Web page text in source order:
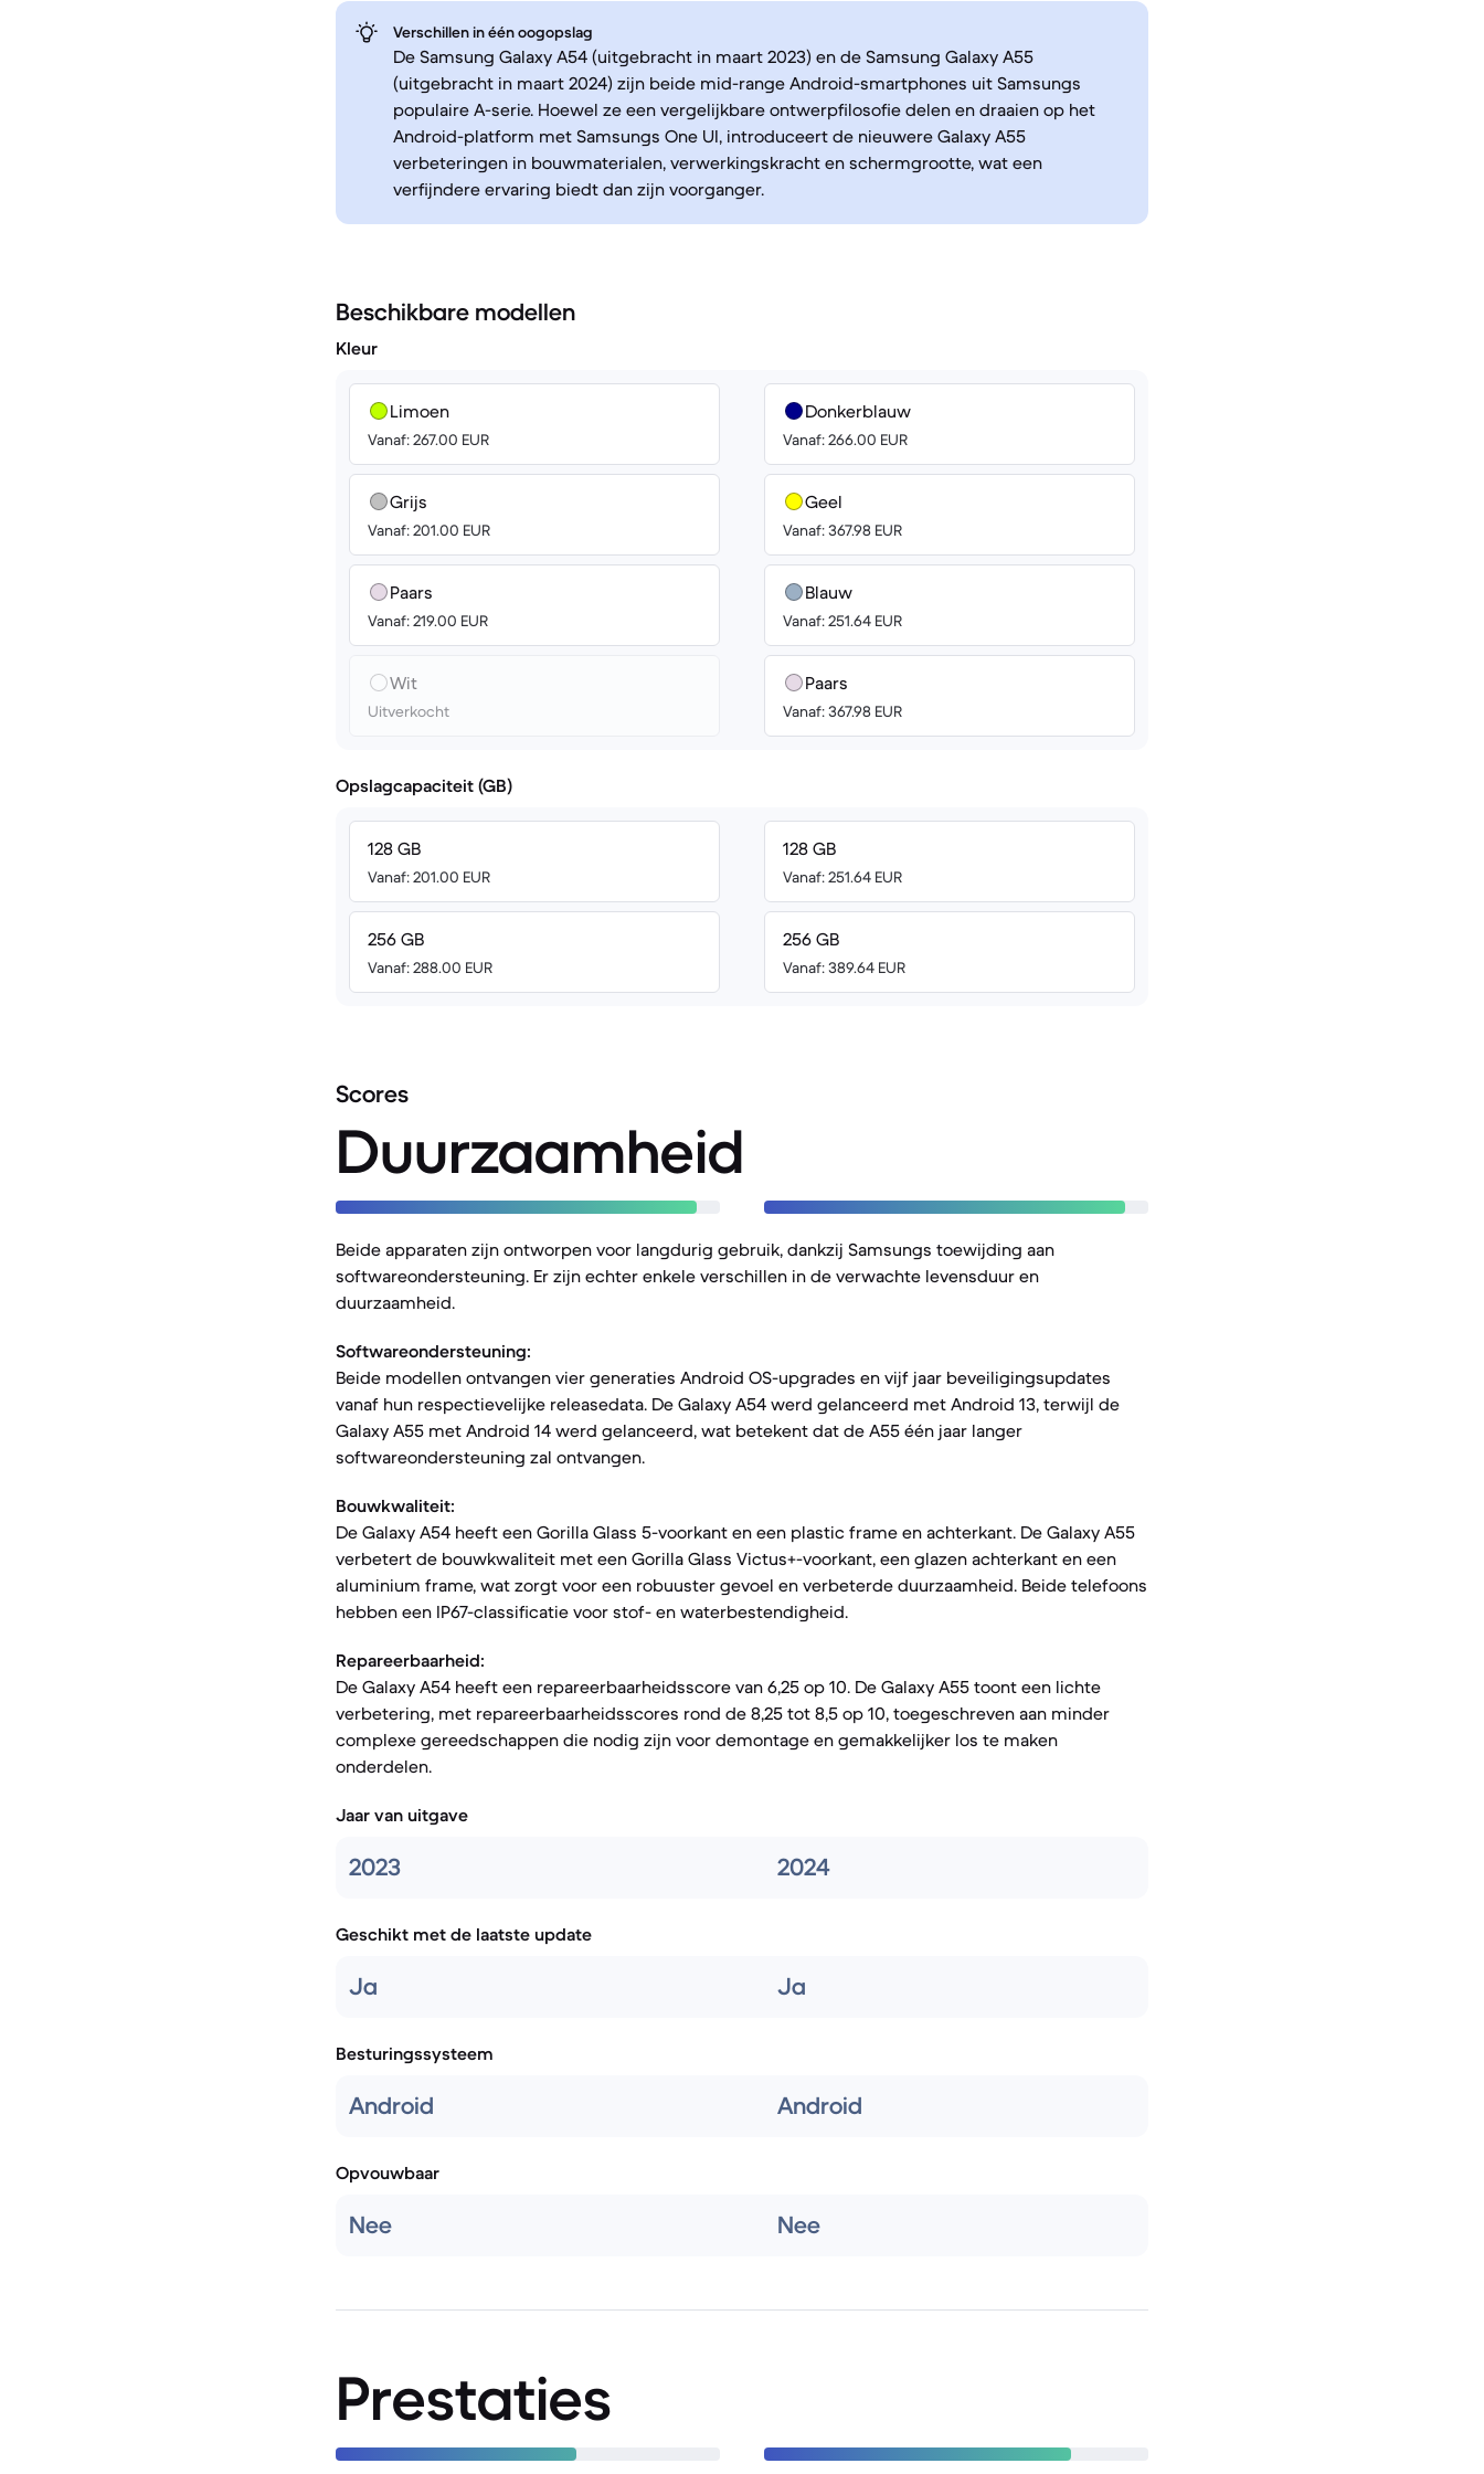
Verschillen in één oogopslag
De Samsung Galaxy A54 (uitgebracht in maart 2023) en de Samsung Galaxy A55
(uitgebracht in maart 2024) zijn beide mid-range Android-smartphones uit Samsungs
populaire A-serie. Hoewel ze een vergelijkbare ontwerpfilosofie delen en draaien op het
Android-platform met Samsungs One UI, introduceert de nieuwere Galaxy A55
verbeteringen in bouwmaterialen, verwerkingskracht en schermgrootte, wat een
verfijndere ervaring biedt dan zijn voorganger.
Beschikbare modellen
Kleur
Limoen
Vanaf: 267.00 EUR
Grijs
Vanaf: 201.00 EUR
Paars
Vanaf: 219.00 EUR
Wit
Uitverkocht
Donkerblauw
Vanaf: 266.00 EUR
Geel
Vanaf: 367.98 EUR
Blauw
Vanaf: 251.64 EUR
Paars
Vanaf: 367.98 EUR
Opslagcapaciteit (GB)
128 GB
Vanaf: 201.00 EUR
256 GB
Vanaf: 288.00 EUR
128 GB
Vanaf: 251.64 EUR
256 GB
Vanaf: 389.64 EUR
Scores
Duurzaamheid
Beide apparaten zijn ontworpen voor langdurig gebruik, dankzij Samsungs toewijding aan
softwareondersteuning. Er zijn echter enkele verschillen in de verwachte levensduur en
duurzaamheid.
Softwareondersteuning:
Beide modellen ontvangen vier generaties Android OS-upgrades en vijf jaar beveiligingsupdates
vanaf hun respectievelijke releasedata. De Galaxy A54 werd gelanceerd met Android 13, terwijl de
Galaxy A55 met Android 14 werd gelanceerd, wat betekent dat de A55 één jaar langer
softwareondersteuning zal ontvangen.
Bouwkwaliteit:
De Galaxy A54 heeft een Gorilla Glass 5-voorkant en een plastic frame en achterkant. De Galaxy A55
verbetert de bouwkwaliteit met een Gorilla Glass Victus+-voorkant, een glazen achterkant en een
aluminium frame, wat zorgt voor een robuuster gevoel en verbeterde duurzaamheid. Beide telefoons
hebben een IP67-classificatie voor stof- en waterbestendigheid.
Repareerbaarheid:
De Galaxy A54 heeft een repareerbaarheidsscore van 6,25 op 10. De Galaxy A55 toont een lichte
verbetering, met repareerbaarheidsscores rond de 8,25 tot 8,5 op 10, toegeschreven aan minder
complexe gereedschappen die nodig zijn voor demontage en gemakkelijker los te maken
onderdelen.
Jaar van uitgave
2023 2024
Geschikt met de laatste update
Ja Ja
Besturingssysteem
Android Android
Opvouwbaar
Nee Nee
Prestaties